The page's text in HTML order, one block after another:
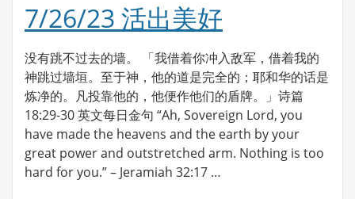
7/26/23 活出美好
没有跳不过去的墙。 「我借着你冲入敌军，借着我的
神跳过墙垣。至于神，他的道是完全的；耶和华的话是
炼净的。凡投靠他的，他便作他们的盾牌。」诗篇
18:29-30 英文每日金句 “Ah, Sovereign Lord, you
have made the heavens and the earth by your
great power and outstretched arm. Nothing is too
hard for you.” – Jeramiah 32:17 …